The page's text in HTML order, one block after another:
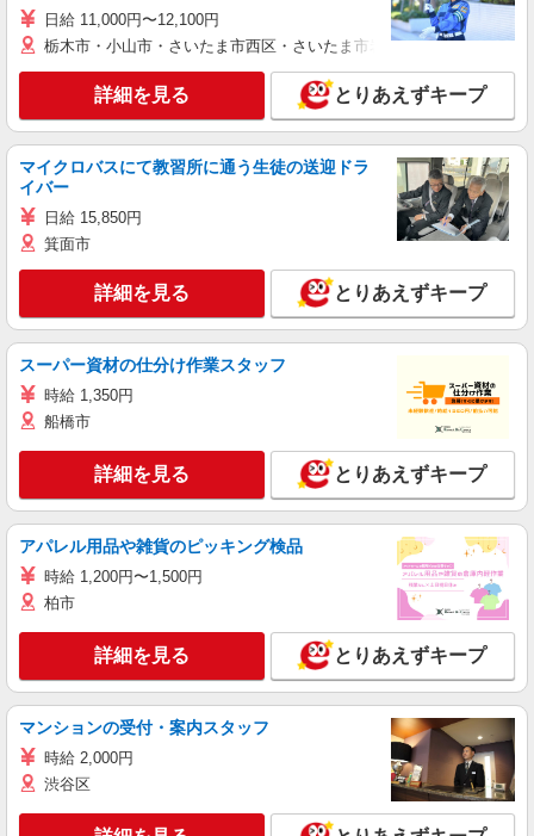
日給 11,000円〜12,100円
栃木市・小山市・さいたま市西区・さいたま市岩槻区・久喜市・蓮田
詳細を見る とりあえずキープ
マイクロバスにて教習所に通う生徒の送迎ドラ
イバー
日給 15,850円
箕面市
詳細を見る とりあえずキープ
スーパー資材の仕分け作業スタッフ
時給 1,350円
船橋市
詳細を見る とりあえずキープ
アパレル用品や雑貨のピッキング検品
時給 1,200円〜1,500円
柏市
詳細を見る とりあえずキープ
マンションの受付・案内スタッフ
時給 2,000円
渋谷区